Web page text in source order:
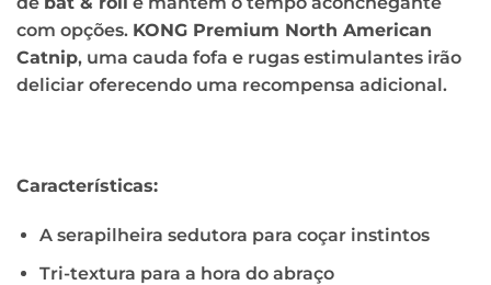
com opções. KONG Premium North American
Catnip, uma cauda fofa e rugas estimulantes irão
deliciar oferecendo uma recompensa adicional.
Características:
A serapilheira sedutora para coçar instintos
Tri-textura para a hora do abraço